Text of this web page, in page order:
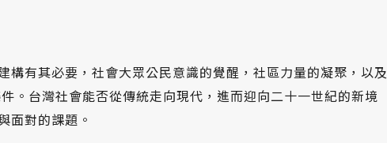
構有其必要，社會大眾公民意識的覺醒，社區力量的凝聚，以及
。台灣社會能否從傳統走向現代，進而迎向二十一世紀的新境
面對的課題。